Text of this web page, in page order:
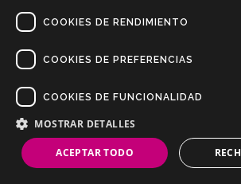
Copyrights © 2019 Todos los Derechos
Condiciones de Venta /
Política de Privacidad
/Política
COOKIES DE RENDIMIENTO
COOKIES DE PREFERENCIAS
COOKIES DE FUNCIONALIDAD
MOSTRAR DETALLES
ACEPTAR TODO